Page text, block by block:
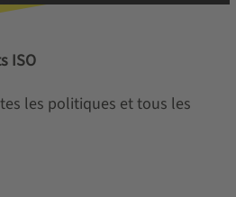
ISO
les politiques et tous les